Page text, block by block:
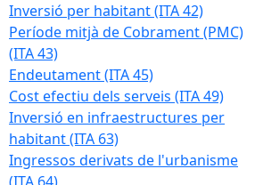
Inversió per habitant (ITA 42)
Període mitjà de Cobrament (PMC)
(ITA 43)
Endeutament (ITA 45)
Cost efectiu dels serveis (ITA 49)
Inversió en infraestructures per
habitant (ITA 63)
Ingressos derivats de l'urbanisme